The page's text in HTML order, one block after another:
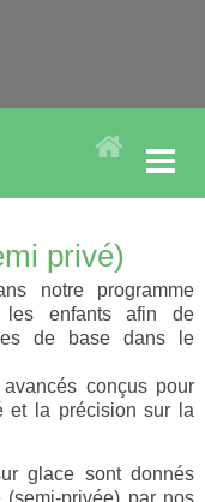
privé)
notre programme
les enfants afin de
de base dans le
conçus pour
et la précision sur la
glace sont donnés
privée) par nos